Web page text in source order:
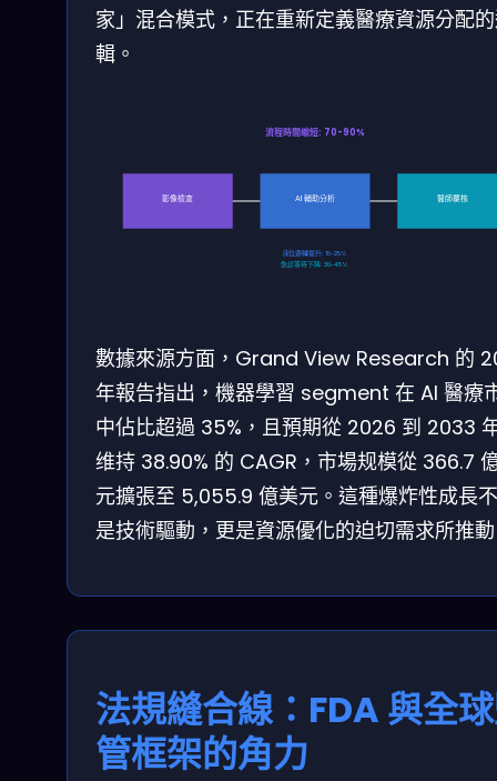
家」混合模式，正在重新定義醫療資源分配
輯。
影像檢查 AI 輔助分析 醫師覆核
流程時間缩短: 70-90%
床位週轉提升: 15-25%
急診等待下降: 30-45%
數據來源方面，Grand View Research 的
年報告指出，機器學習 segment 在 AI 醫療
中佔比超過 35%，且預期從 2026 到 2033
维持 38.90% 的 CAGR，市場规模從 366.7
元擴張至 5,055.9 億美元。這種爆炸性成長
是技術驅動，更是資源優化的迫切需求所推
法規縫合線：FDA 與全
管框架的角力